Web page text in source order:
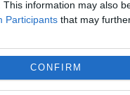
This information may also
Participants that may
CONFIRM
trei
de aur şi
de vârf